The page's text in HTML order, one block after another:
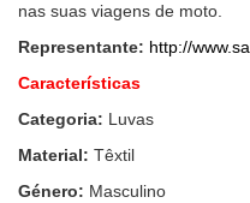
nas suas viagens de moto.
Representante: http://
Características
Categoria: Luvas
Material: Têxtil
Género: Masculino